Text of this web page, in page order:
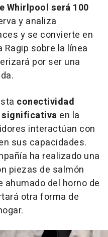
Whirlpool será 100
y analiza
y se convierte en
sobre la línea
por ser una
conectividad
significativa en la
interactúan con
sus capacidades.
ha realizado una
piezas de salmón
del horno de
otra forma de